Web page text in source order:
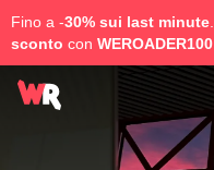
Fino a -30% sui last minute
sconto con WEROADER100